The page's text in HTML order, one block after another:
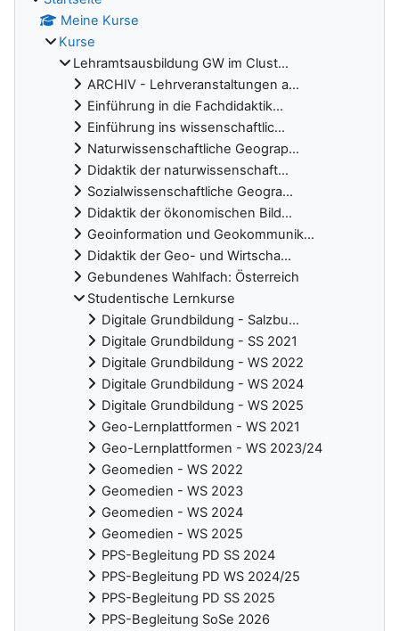
Meine Kurse
Kurse
Lehramtsausbildung GW im Clust...
ARCHIV - Lehrveranstaltungen a...
Einführung in die Fachdidaktik...
Einführung ins wissenschaftlic...
Naturwissenschaftliche Geograp...
Didaktik der naturwissenschaft...
Sozialwissenschaftliche Geogra...
Didaktik der ökonomischen Bild...
Geoinformation und Geokommunik...
Didaktik der Geo- und Wirtscha...
Gebundenes Wahlfach: Österreich
Studentische Lernkurse
Digitale Grundbildung - Salzbu...
Digitale Grundbildung - SS 2021
Digitale Grundbildung - WS 2022
Digitale Grundbildung - WS 2024
Digitale Grundbildung - WS 2025
Geo-Lernplattformen - WS 2021
Geo-Lernplattformen - WS 2023/24
Geomedien - WS 2022
Geomedien - WS 2023
Geomedien - WS 2024
Geomedien - WS 2025
PPS-Begleitung PD SS 2024
PPS-Begleitung PD WS 2024/25
PPS-Begleitung PD SS 2025
PPS-Begleitung SoSe 2026